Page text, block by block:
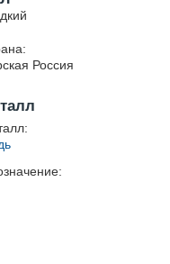
Россия